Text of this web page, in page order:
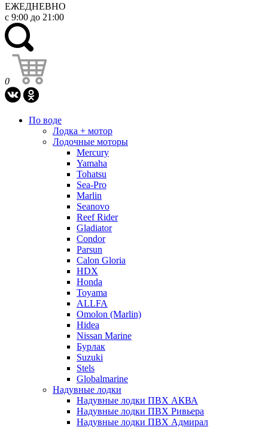
ЕЖЕДНЕВНО
с 9:00 до 21:00
0
По воде
Лодка + мотор
Лодочные моторы
Mercury
Yamaha
Tohatsu
Sea-Pro
Marlin
Seanovo
Reef Rider
Gladiator
Condor
Parsun
Calon Gloria
HDX
Honda
Toyama
ALLFA
Omolon (Marlin)
Hidea
Nissan Marine
Бурлак
Suzuki
Stels
Globalmarine
Надувные лодки
Надувные лодки ПВХ АКВА
Надувные лодки ПВХ Ривьера
Надувные лодки ПВХ Адмирал